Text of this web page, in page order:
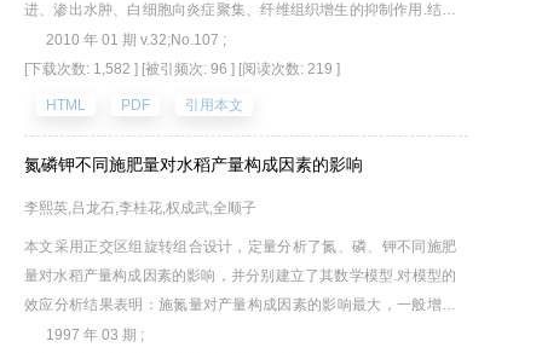
进、渗出水肿、白细胞向炎症聚集、纤维组织增生的抑制作用.结果
表明,蒲公英提取物具有明显的体内抗炎作用.
2010 年 01 期 v.32;No.107 ;
[下载次数: 1,582 ] [被引频次: 96 ] [阅读次数: 219 ]
HTML PDF 引用本文
氮磷钾不同施肥量对水稻产量构成因素的影响
李熙英,吕龙石,李桂花,权成武,全顺子
本文采用正交区组旋转组合设计，定量分析了氮、磷、钾不同施肥
量对水稻产量构成因素的影响，并分别建立了其数学模型.对模型的
效应分析结果表明：施氮量对产量构成因素的影响最大，一般增施
氮肥可以增加平方米穗数和重穗粒数，但结实率和千粒重反而呈下
1997 年 03 期 ;